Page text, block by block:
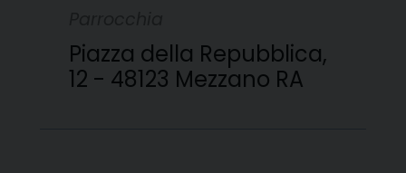
Piazza della Repubblica,
12 - 48123 Mezzano RA